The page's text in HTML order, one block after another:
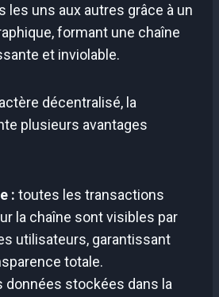
les uns aux autres grâce à un
formant une chaîne
et inviolable.
décentralisé, la
plusieurs avantages
: toutes les transactions
la chaîne sont visibles par
utilisateurs, garantissant
totale.
données stockées dans la